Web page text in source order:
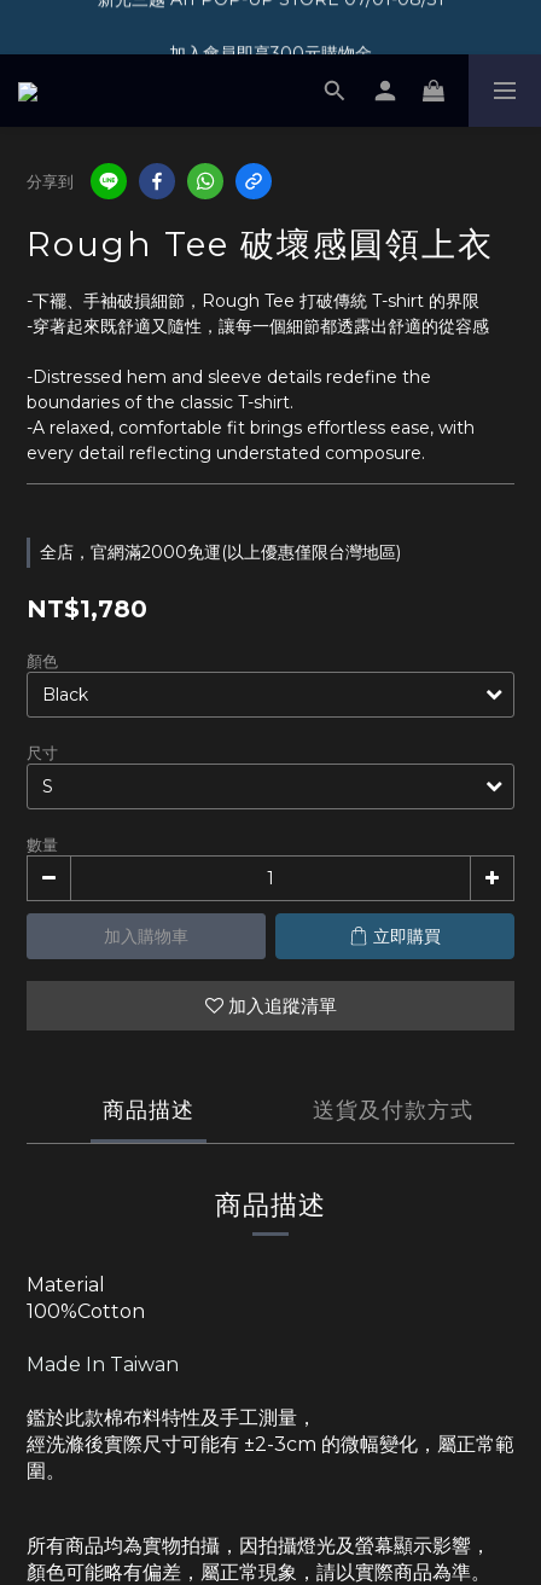
加入會員即享300元購物金
分享到
Rough Tee 破壞感圓領上衣
-下襬、手袖破損細節，Rough Tee 打破傳統 T-shirt 的界限
-穿著起來既舒適又隨性，讓每一個細節都透露出舒適的從容感
-Distressed hem and sleeve details redefine the
boundaries of the classic T-shirt.
-A relaxed, comfortable fit brings effortless ease, with
every detail reflecting understated composure.
全店，官網滿2000免運(以上優惠僅限台灣地區)
NT$1,780
顏色
尺寸
數量
加入購物車 立即購買
加入追蹤清單
商品描述 送貨及付款方式
商品描述
Material
100%Cotton
Made In Taiwan
鑑於此款棉布料特性及手工測量，
經洗滌後實際尺寸可能有 ±2-3cm 的微幅變化，屬正常範
圍。
所有商品均為實物拍攝，因拍攝燈光及螢幕顯示影響，
顏色可能略有偏差，屬正常現象，請以實際商品為準。